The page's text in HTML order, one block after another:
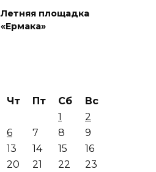
Летняя площадка
«Ермака»
Чт Пт Сб
Вс
1
2
6 7 8
9
13 14 15
16
20 21 22
23